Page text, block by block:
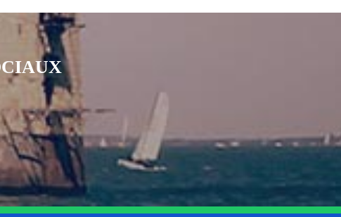
Linkedin
page Youtube